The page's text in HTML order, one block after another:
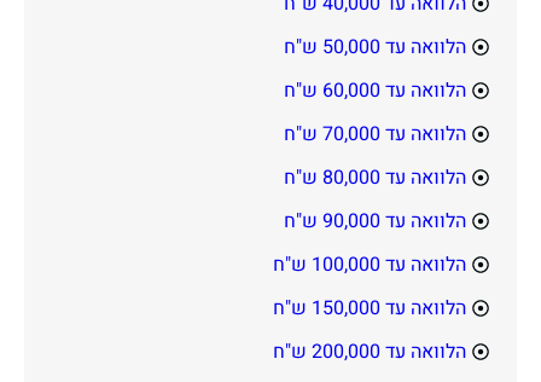
הלוואה עד 50,000 ש"ח
הלוואה עד 60,000 ש"ח
הלוואה עד 70,000 ש"ח
הלוואה עד 80,000 ש"ח
הלוואה עד 90,000 ש"ח
הלוואה עד 100,000 ש"ח
הלוואה עד 150,000 ש"ח
הלוואה עד 200,000 ש"ח